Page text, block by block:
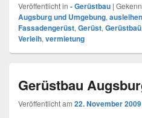
Veröffentlicht in - Gerüstbau |
Augsburg und Umgebung, ausleihen
Fassadengerüst, Gerüst, Gerüstbaü
Verleih, vermietung
Gerüstbau
Veröffentlicht am 22. November 2009